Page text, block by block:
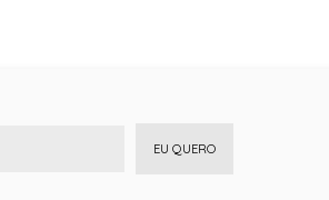
EU QUERO